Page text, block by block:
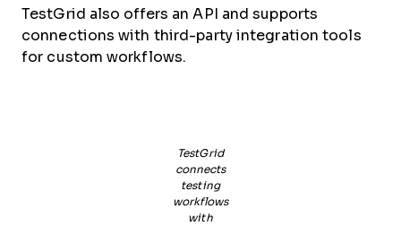
TestGrid also offers an API and supports
connections with third-party integration tools
for custom workflows.
TestGrid
connects
testing
workflows
with